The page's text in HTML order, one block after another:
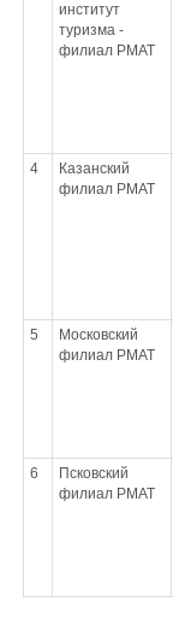
институт
туризма -
филиал РМАТ
4
Казанский
филиал РМАТ
5
Московский
филиал РМАТ
6
Псковский
филиал РМАТ